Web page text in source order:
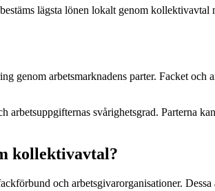
lägsta lönen lokalt genom
genom arbetsmarknadens parter. Facket
arbetsuppgifternas svårighetsgrad. Parterna
kollektivavtal?
och arbetsgivarorganisationer.